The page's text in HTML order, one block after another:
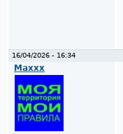
16/04/2026 - 16:34
Maxxx